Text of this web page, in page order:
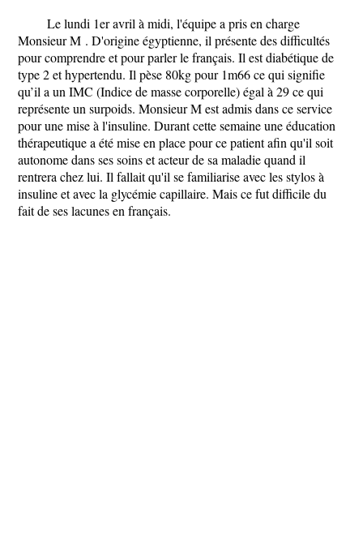
Le lundi 1er avril à midi, l'équipe a pris en charge
Monsieur M . D'origine égyptienne, il présente des difficultés
pour comprendre et pour parler le français. Il est diabétique de
type 2 et hypertendu. Il pèse 80kg pour 1m66 ce qui signifie
qu’il a un IMC (Indice de masse corporelle) égal à 29 ce qui
représente un surpoids. Monsieur M est admis dans ce service
pour une mise à l'insuline. Durant cette semaine une éducation
thérapeutique a été mise en place pour ce patient afin qu'il soit
autonome dans ses soins et acteur de sa maladie quand il
rentrera chez lui. Il fallait qu'il se familiarise avec les stylos à
insuline et avec la glycémie capillaire. Mais ce fut difficile du
fait de ses lacunes en français.